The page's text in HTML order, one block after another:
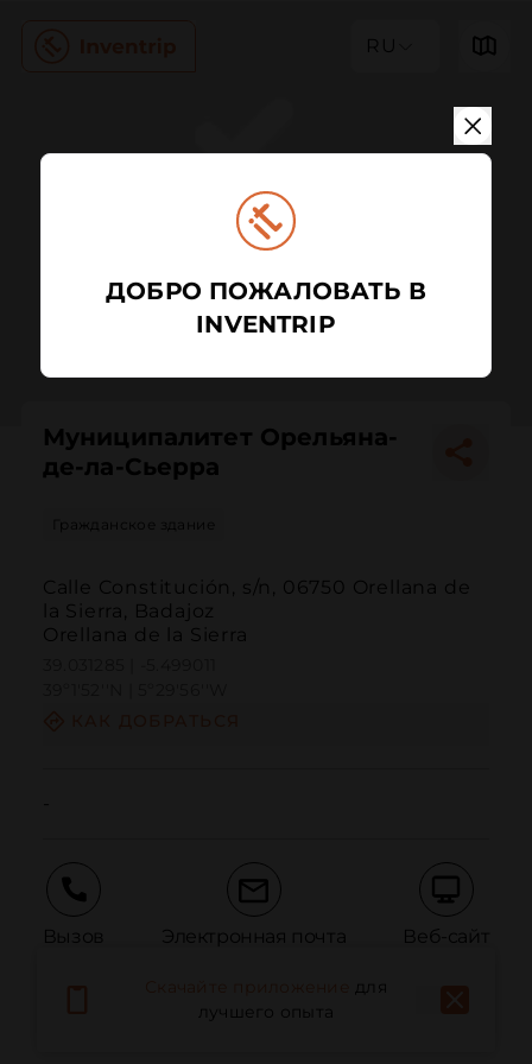
RU
Муниципалитет Орельяна-
де-ла-Сьерра
Гражданское здание
Calle Constitución, s/n, 06750 Orellana de
la Sierra, Badajoz
Orellana de la Sierra
Вызов Электронная почта Веб-сайт
Сообщить о проблеме
для
лучшего опыта
ДОБРО ПОЖАЛОВАТЬ В
INVENTRIP